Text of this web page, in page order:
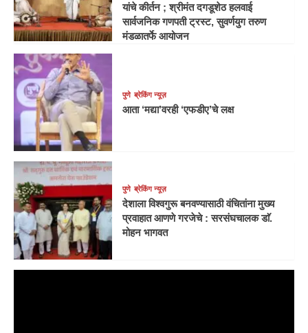
यांचे कीर्तन ; श्रीमंत दगडूशेठ हलवाई
सार्वजनिक गणपती ट्रस्ट, सुवर्णयुग तरुण
मंडळातर्फे आयोजन
पुणे ब्रेकिंग न्यूज़
आता ‘मद्या’वरही ‘एफडीए’चे लक्ष
पुणे ब्रेकिंग न्यूज़
देशाला विश्वगुरू बनवण्यासाठी वंचितांना मुख्य
प्रवाहात आणणे गरजेचे : सरसंघचालक डाॅ.
मोहन भागवत